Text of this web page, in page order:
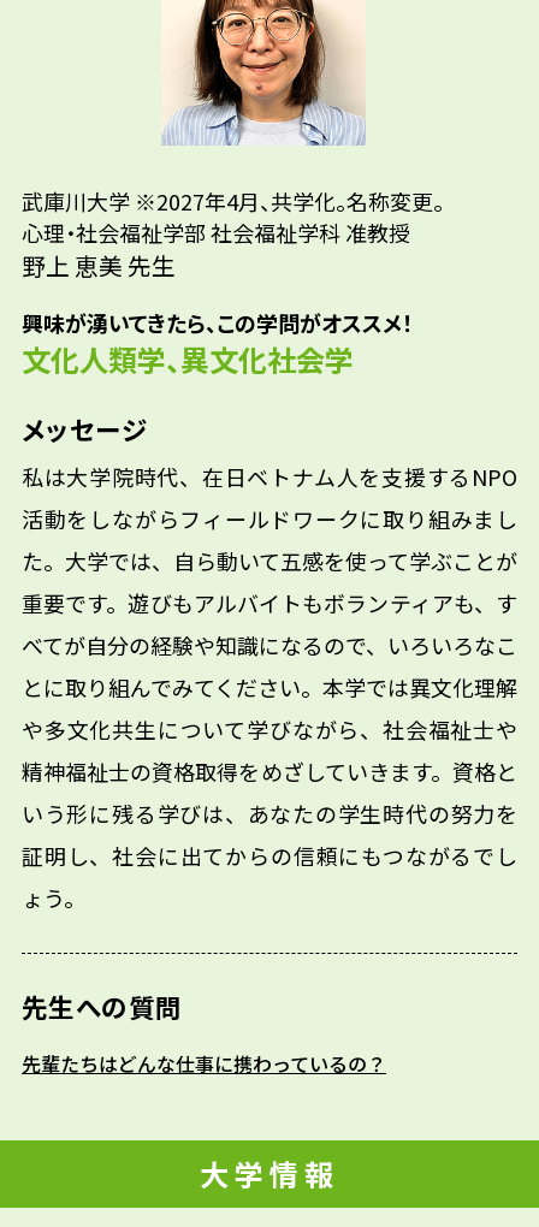
武庫川大学 ※2027年4月、共学化。名称変更。
心理・社会福祉学部 社会福祉学科 准教授
野上 恵美 先生
興味が湧いてきたら、この学問がオススメ！
文化人類学、異文化社会学
メッセージ
私は大学院時代、在日ベトナム人を支援するNPO
活動をしながらフィールドワークに取り組みまし
た。大学では、自ら動いて五感を使って学ぶことが
重要です。遊びもアルバイトもボランティアも、す
べてが自分の経験や知識になるので、いろいろなこ
とに取り組んでみてください。本学では異文化理解
や多文化共生について学びながら、社会福祉士や
精神福祉士の資格取得をめざしていきます。資格と
いう形に残る学びは、あなたの学生時代の努力を
証明し、社会に出てからの信頼にもつながるでし
ょう。
先生への質問
先輩たちはどんな仕事に携わっているの？
先生の学問へのきっかけは？
先輩たちはどんな仕事に携わって
行政機関/医療機関/社会福祉法人/運輸業 など
大学情報